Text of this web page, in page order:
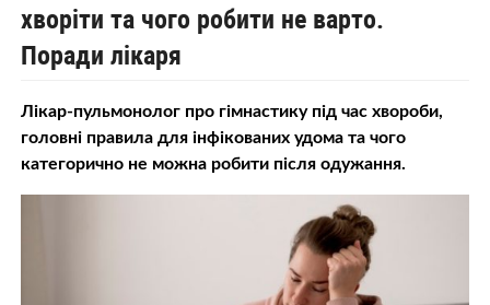
хворіти та чого робити не варто.
Поради лікаря
Лікар-пульмонолог про гімнастику під час хвороби,
головні правила для інфікованих удома та чого
категорично не можна робити після одужання.